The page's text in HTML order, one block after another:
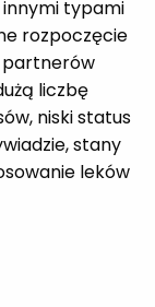
innymi typami
rozpoczęcie
partnerów
liczbę
niski status
stany
leków